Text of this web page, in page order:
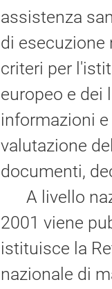
assistenza
di
criteri per
europeo e dei
informazioni
valutazione
documenti,
A livello
2001 viene
istituisce la
nazionale di